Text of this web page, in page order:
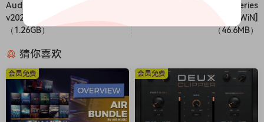
Audio Complete Bundle
v2026.3 Incl Keygen-R2R [WiN]
（1.26GB）
Software APU Loudness Series
v5.3.3 Incl Keygen-R2R [WiN]
（46.6MB）
猜你喜欢
会员免费 会员免费